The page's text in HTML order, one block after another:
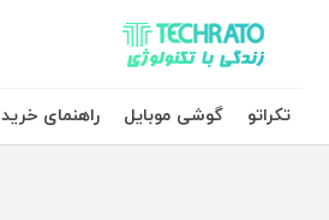
تکراتو – زندگی با تکنولوژی
تکراتو
گوشی موبایل راهنمای خرید